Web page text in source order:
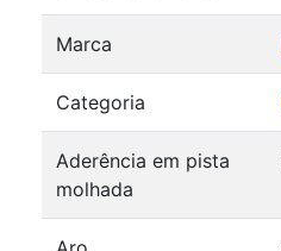
Marca
Categoria
Aderência em pista
molhada